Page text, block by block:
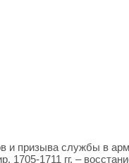
и призыва службы в
1705-1711 гг. –